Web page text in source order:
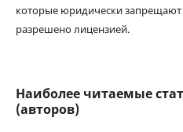
которые юридически запрещают
разрешено лицензией.
Наиболее читаемые
(авторов)